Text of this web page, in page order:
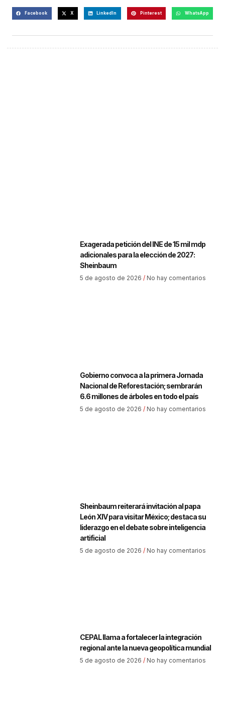
Facebook X LinkedIn Pinterest WhatsApp
Exagerada petición del INE de 15 mil mdp
adicionales para la elección de 2027:
Sheinbaum
5 de agosto de 2026 No hay comentarios
Gobierno convoca a la primera Jornada
Nacional de Reforestación; sembrarán
6.6 millones de árboles en todo el país
5 de agosto de 2026 No hay comentarios
Sheinbaum reiterará invitación al papa
León XIV para visitar México; destaca su
liderazgo en el debate sobre inteligencia
artificial
5 de agosto de 2026 No hay comentarios
CEPAL llama a fortalecer la integración
regional ante la nueva geopolítica mundial
5 de agosto de 2026 No hay comentarios